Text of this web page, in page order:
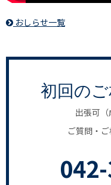
おしらせ一覧
初回の
出張可（
ご質問・ご